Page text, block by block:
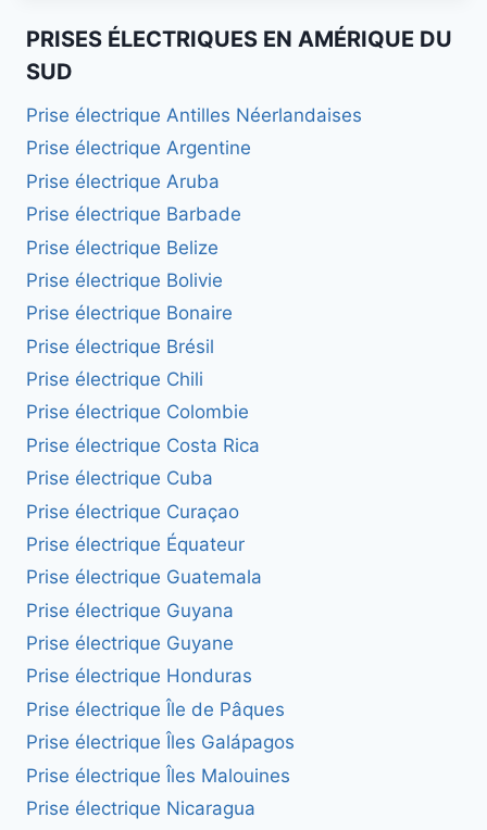
PRISES ÉLECTRIQUES EN AMÉRIQUE DU
SUD
Prise électrique Antilles Néerlandaises
Prise électrique Argentine
Prise électrique Aruba
Prise électrique Barbade
Prise électrique Belize
Prise électrique Bolivie
Prise électrique Bonaire
Prise électrique Brésil
Prise électrique Chili
Prise électrique Colombie
Prise électrique Costa Rica
Prise électrique Cuba
Prise électrique Curaçao
Prise électrique Équateur
Prise électrique Guatemala
Prise électrique Guyana
Prise électrique Guyane
Prise électrique Honduras
Prise électrique Île de Pâques
Prise électrique Îles Galápagos
Prise électrique Îles Malouines
Prise électrique Nicaragua